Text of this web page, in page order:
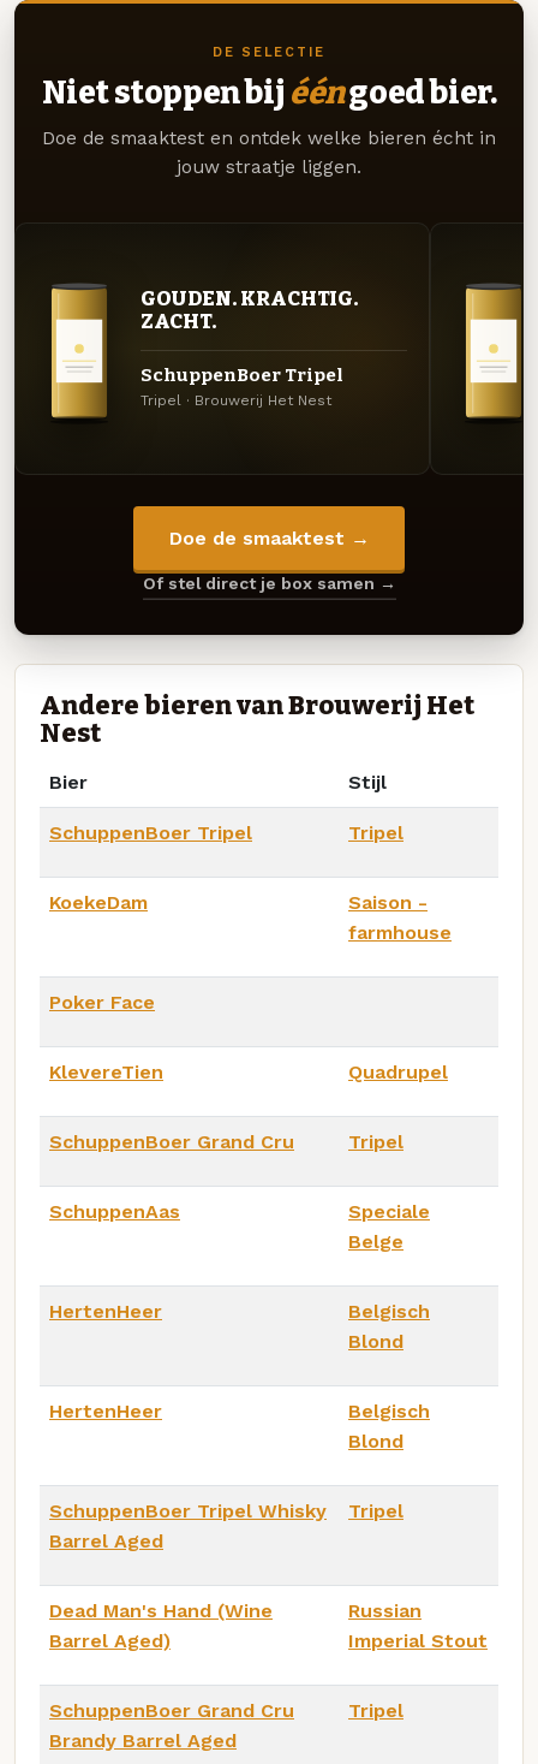
DE SELECTIE
Niet stoppen bij ééngoed bier.
Doe de smaaktest en ontdek welke bieren écht in
jouw straatje liggen.
GOUDEN. KRACHTIG.
ZACHT.
SchuppenBoer Tripel
Tripel · Brouwerij Het Nest
Doe de smaaktest →
Of stel direct je box samen →
Andere bieren van Brouwerij Het
Nest
Bier Stijl
SchuppenBoer Tripel Tripel
KoekeDam
Saison -
farmhouse
Poker Face
KlevereTien Quadrupel
SchuppenBoer Grand Cru Tripel
SchuppenAas
Speciale
Belge
HertenHeer
Belgisch
Blond
HertenHeer
Belgisch
Blond
SchuppenBoer Tripel Whisky
Barrel Aged
Tripel
Dead Man's Hand (Wine
Barrel Aged)
Russian
Imperial Stout
SchuppenBoer Grand Cru
Brandy Barrel Aged
Tripel